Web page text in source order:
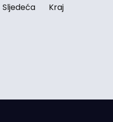
Sljedeća Kraj